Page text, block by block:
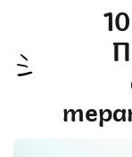
10 причини защо